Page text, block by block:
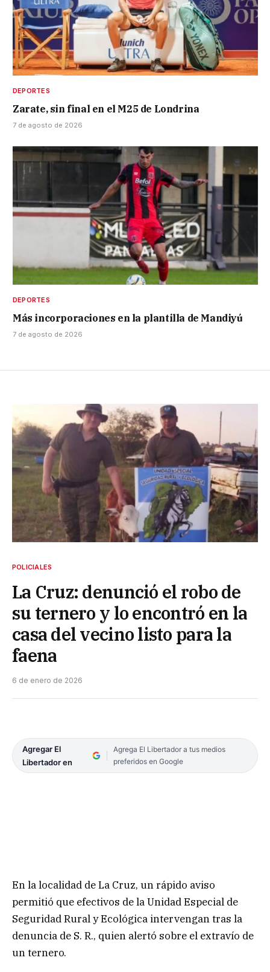
DEPORTES
Zarate, sin final en el M25 de Londrina
7 de agosto de 2026
DEPORTES
Más incorporaciones en la plantilla de Mandiyú
7 de agosto de 2026
POLICIALES
La Cruz: denunció el robo de
su ternero y lo encontró en la
casa del vecino listo para la
faena
6 de enero de 2026
Agregar El
Libertador en
Agrega El Libertador a tus medios
preferidos en Google
En la localidad de La Cruz, un rápido aviso
permitió que efectivos de la Unidad Especial de
Seguridad Rural y Ecológica intervengan tras la
denuncia de S. R., quien alertó sobre el extravío de
un ternero.